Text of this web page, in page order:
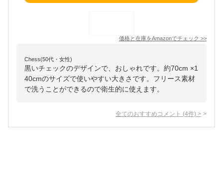
価格と在庫をAmazonでチェック >>
Chess(50代・女性)
黒いチェックのデザインで、おしゃれです。約70cm ×1
40cmのサイズで使いやすい大きさです。フリース素材
で洗うことができるので衛生的に使えます。
全てのおすすめコメント (4件) >